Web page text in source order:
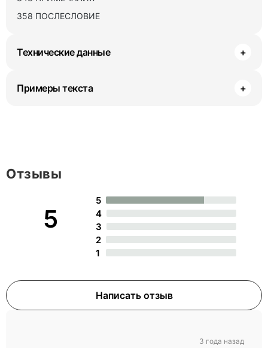
358 ПОСЛЕСЛОВИЕ
Технические данные +
Примеры текста +
5
5
4
3
2
1
Написать отзыв
Отзывы
3 года назад